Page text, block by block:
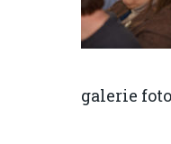
galerie